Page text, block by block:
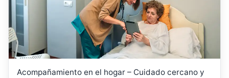
Acompañamiento en el hogar – Cuidado cercano y